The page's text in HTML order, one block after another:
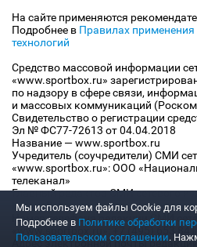
На сайте применяются
Подробнее в Правилах
технологий
Средство массовой информации
«www.sportbox.ru»
по надзору в сфере связи,
и массовых коммуникаций
Свидетельство о регистрации
Эл № ФС77-72613 от 04.04.2018
Название — www.sportbox.ru
Учредитель (соучредители) СМИ
«www.sportbox.ru»: ООО
телеканал»
Главный редактор СМИ сетевого
Конов В.А.
Номер телефона редакции СМИ
«www.sportbox.ru»: +7 (495) 653 8419
Адрес электронной почты
Мы используем файлы Сookie для
Подробнее в Политике обработки
Пользовательском соглашении.